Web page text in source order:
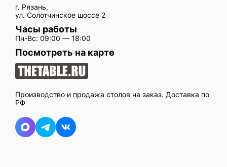
Производство и продажа столов на заказ. Доставка по
РФ
г. Рязань,
ул. Солотчинское шоссе 2
Часы работы
Пн-Вс: 09:00 — 18:00
Посмотреть на карте